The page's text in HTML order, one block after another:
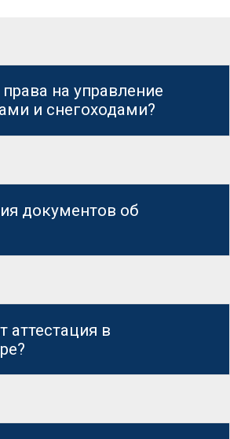
права на управление
и снегоходами?
документов об
аттестация в